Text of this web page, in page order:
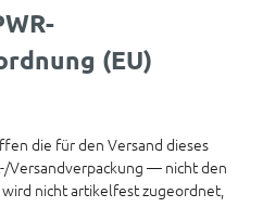
(EU)
die für den Versand dieses
Versandverpackung — nicht den
nicht artikelfest zugeordnet,